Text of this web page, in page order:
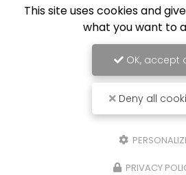
This site uses cookies and
what you want to
OK, accept
Deny all
PRIVACY